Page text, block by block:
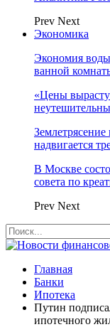
Prev Next
Экономика
Экономия
ванной
«Цены
надвигается
В Москве
совета по
Prev Next
Главная
Банки
Ипотека
Путин
ипотечного